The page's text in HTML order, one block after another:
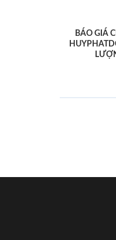
BÁO GIÁ